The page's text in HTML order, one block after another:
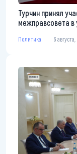
Турчин принял
межправсовета в
Политика 6 августа,